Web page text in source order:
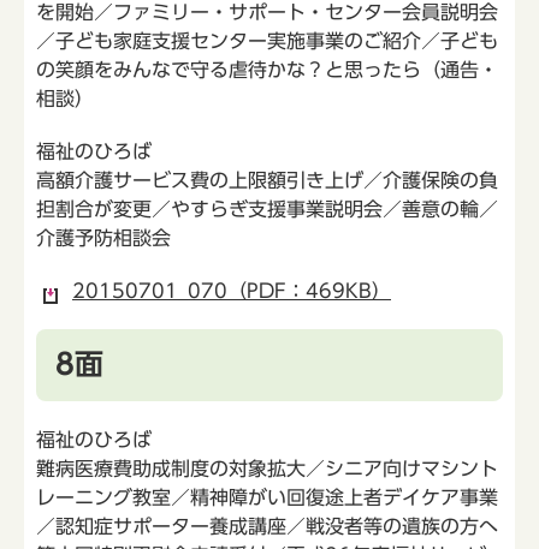
を開始／ファミリー・サポート・センター会員説明会
／子ども家庭支援センター実施事業のご紹介／子ども
の笑顔をみんなで守る虐待かな？と思ったら（通告・
相談）
福祉のひろば
高額介護サービス費の上限額引き上げ／介護保険の負
担割合が変更／やすらぎ支援事業説明会／善意の輪／
介護予防相談会
20150701_070（PDF：469KB）
8面
福祉のひろば
難病医療費助成制度の対象拡大／シニア向けマシント
レーニング教室／精神障がい回復途上者デイケア事業
／認知症サポーター養成講座／戦没者等の遺族の方へ